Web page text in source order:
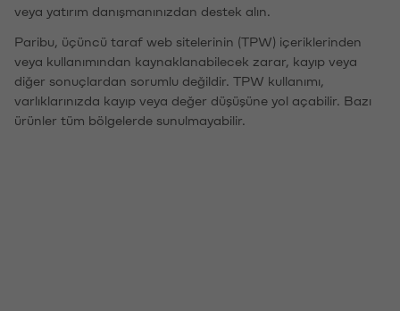
veya yatırım danışmanınızdan destek alın.
Paribu, üçüncü taraf web sitelerinin (TPW) içeriklerinden
veya kullanımından kaynaklanabilecek zarar, kayıp veya
diğer sonuçlardan sorumlu değildir. TPW kullanımı,
varlıklarınızda kayıp veya değer düşüşüne yol açabilir. Bazı
ürünler tüm bölgelerde sunulmayabilir.